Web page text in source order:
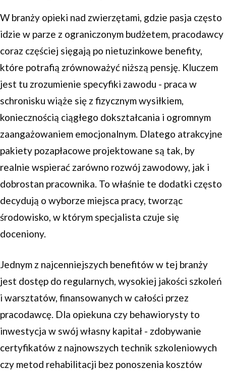
W branży opieki nad zwierzętami, gdzie pasja często
idzie w parze z ograniczonym budżetem, pracodawcy
coraz częściej sięgają po nietuzinkowe benefity,
które potrafią zrównoważyć niższą pensję. Kluczem
jest tu zrozumienie specyfiki zawodu - praca w
schronisku wiąże się z fizycznym wysiłkiem,
koniecznością ciągłego dokształcania i ogromnym
zaangażowaniem emocjonalnym. Dlatego atrakcyjne
pakiety pozapłacowe projektowane są tak, by
realnie wspierać zarówno rozwój zawodowy, jak i
dobrostan pracownika. To właśnie te dodatki często
decydują o wyborze miejsca pracy, tworząc
środowisko, w którym specjalista czuje się
doceniony.
Jednym z najcenniejszych benefitów w tej branży
jest dostęp do regularnych, wysokiej jakości szkoleń
i warsztatów, finansowanych w całości przez
pracodawcę. Dla opiekuna czy behawiorysty to
inwestycja w swój własny kapitał - zdobywanie
certyfikatów z najnowszych technik szkoleniowych
czy metod rehabilitacji bez ponoszenia kosztów